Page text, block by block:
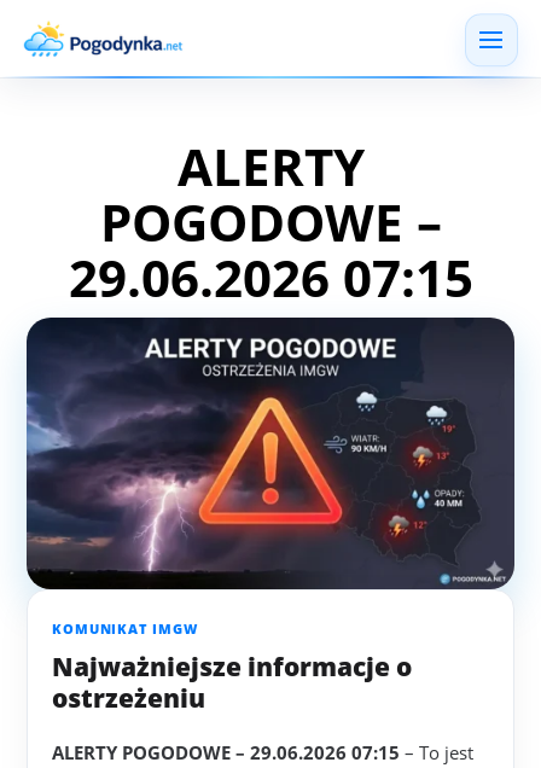
ALERTY
POGODOWE –
29.06.2026 07:15
KOMUNIKAT IMGW
Najważniejsze informacje o
ostrzeżeniu
ALERTY POGODOWE – 29.06.2026 07:15 – To jest